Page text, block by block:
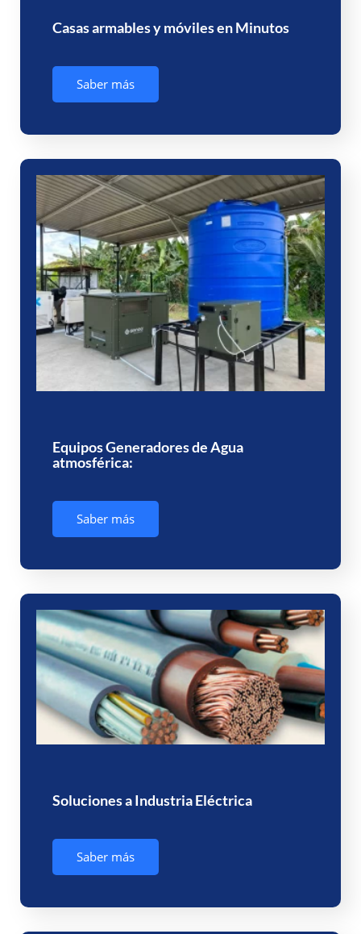
Casas armables y móviles en Minutos
Saber más
Equipos Generadores de Agua
atmosférica:
Saber más
Soluciones a Industria Eléctrica
Saber más